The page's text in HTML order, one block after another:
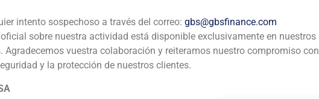
intento sospechoso a través del correo: gbs@gbsfinance.com
sobre nuestra actividad está disponible exclusivamente en nuestros
Agradecemos vuestra colaboración y reiteramos nuestro compromiso con
y la protección de nuestros clientes.